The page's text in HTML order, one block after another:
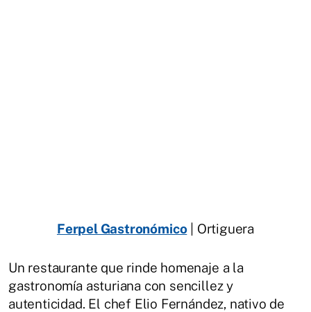
Ferpel Gastronómico| Ortiguera
Un restaurante que rinde homenaje a la
gastronomía asturiana con sencillez y
autenticidad. El chef Elio Fernández, nativo de